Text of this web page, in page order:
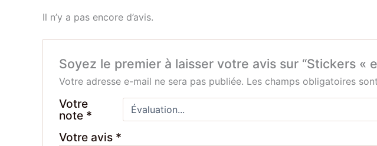
Il n’y a pas encore d’avis.
Soyez le premier à laisser votre avis sur “Stickers «
Votre adresse e-mail ne sera pas publiée. Les champs obligatoires
Votre
note *
Votre avis *